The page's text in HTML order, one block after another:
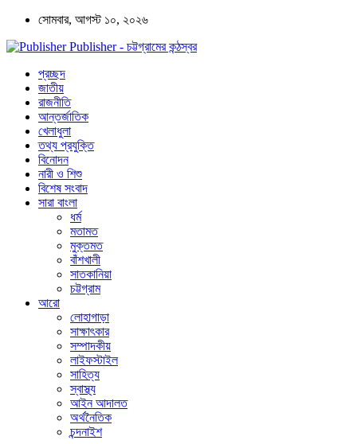
সোমবার, আগস্ট ১০, ২০২৬
Publisher - চট্টগ্রামের কন্ঠস্বর
প্রচ্ছদ
জাতীয়
রাজনীতি
আন্তর্জাতিক
খেলাধুলা
তথ্য প্রযুক্তি
বিনোদন
নারী ও শিশু
বিশেষ সংবাদ
সারা বাংলা
ধর্ম
মতামত
মুক্তমত
বাঁশখালী
সাতকানিয়া
চট্টগ্রাম
আরো
লোহাগাড়া
সাক্ষাৎকার
সম্পাদকীয়
লাইফস্টাইল
সাহিত্য
স্বাস্থ্য
আইন আদালত
অর্থনৈতিক
চন্দনাইশ